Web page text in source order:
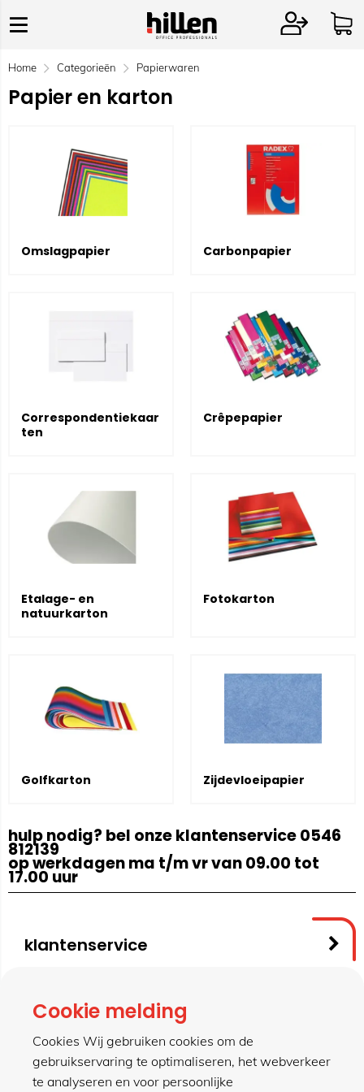
Home Categorieën Papierwaren
Papier en karton
Omslagpapier Carbonpapier
Correspondentiekaar
ten
Crêpepapier
Etalage- en
natuurkarton
Fotokarton
Golfkarton Zijdevloeipapier
hulp nodig? bel onze klantenservice 0546
812139
op werkdagen ma t/m vr van 09.00 tot
17.00 uur
klantenservice
contact
meer van hillen
Cookie melding
Cookies Wij gebruiken cookies om de
gebruikservaring te optimaliseren, het webverkeer
te analyseren en voor persoonlijke